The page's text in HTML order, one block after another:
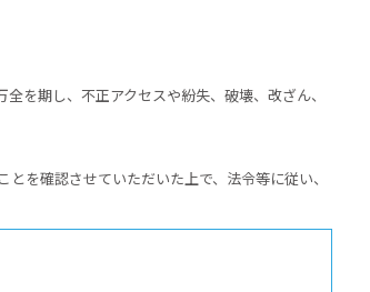
を期し、不正アクセスや紛失、破壊、改ざん、
を確認させていただいた上で、法令等に従い、